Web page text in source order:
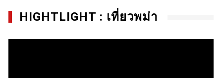
HIGHTLIGHT : เที่ยวพม่า